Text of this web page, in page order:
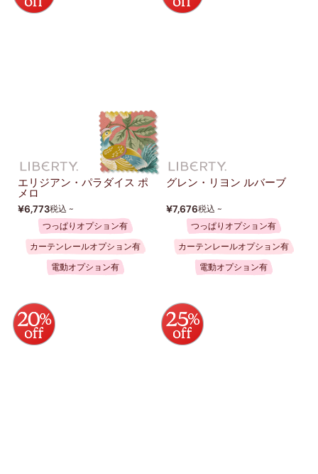
エリジアン・パラダイス ポ
メロ
¥6,773税込 ~
つっぱりオプション有
カーテンレールオプション有
電動オプション有
グレン・リヨン ルバーブ
¥7,676税込 ~
つっぱりオプション有
カーテンレールオプション有
電動オプション有